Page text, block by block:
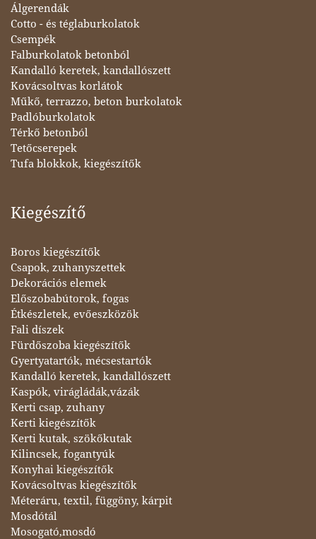
Álgerendák
Cotto - és téglaburkolatok
Csempék
Falburkolatok betonból
Kandalló keretek, kandallószett
Kovácsoltvas korlátok
Műkő, terrazzo, beton burkolatok
Padlóburkolatok
Térkő betonból
Tetőcserepek
Tufa blokkok, kiegészítők
Kiegészítő
Boros kiegészítők
Csapok, zuhanyszettek
Dekorációs elemek
Előszobabútorok, fogas
Étkészletek, evőeszközök
Fali díszek
Fürdőszoba kiegészítők
Gyertyatartók, mécsestartók
Kandalló keretek, kandallószett
Kaspók, virágládák,vázák
Kerti csap, zuhany
Kerti kiegészítők
Kerti kutak, szökőkutak
Kilincsek, fogantyúk
Konyhai kiegészítők
Kovácsoltvas kiegészítők
Méteráru, textil, függöny, kárpit
Mosdótál
Mosogató,mosdó